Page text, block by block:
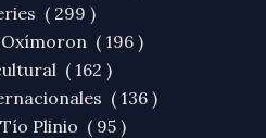
( 299 )
( 196 )
( 162 )
( 136 )
Plinio ( 95 )